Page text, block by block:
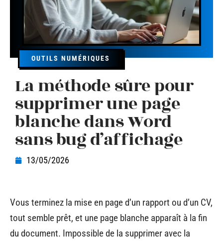
OUTILS NUMÉRIQUES
La méthode sûre pour
supprimer une page
blanche dans Word
sans bug d’affichage
13/05/2026
Vous terminez la mise en page d’un rapport ou d’un CV,
tout semble prêt, et une page blanche apparaît à la fin
du document. Impossible de la supprimer avec la